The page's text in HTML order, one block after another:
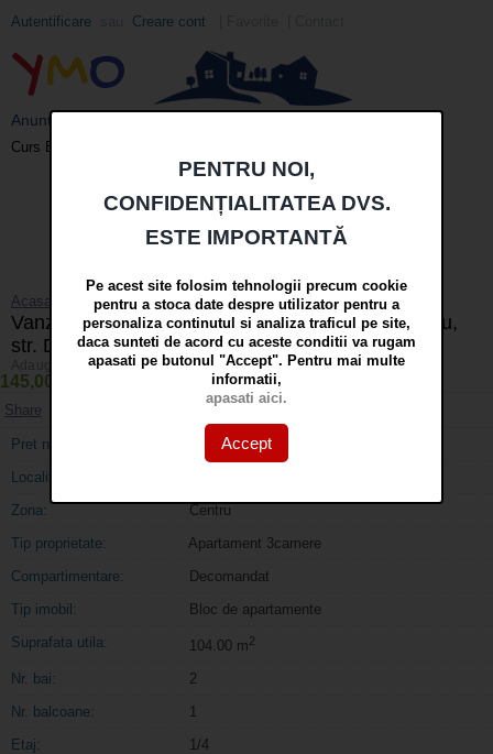
Autentificare Creare cont
YMO
Anunturi imobiliare din Galati si Braila - YMO
Curs BNR 06/08/2026:
Acasa
Apartamente 3 camere
Vanzare apartament cu 3 camere in Galati, Centru,
str. Domneasca, sup.104mp, etaj 1
Adaugat/actualizat pe 04 Aug 2026 | Accesari: 2162 | Nr. anunt: 3940
145,000 EURO
(761,091 lei curs BNR 06.08.2026)
Share
Printati
Pret negociabil:
Localitate:
Zona:
Centru
Tip proprietate:
Apartament 3camere
Compartimentare:
Decomandat
Tip imobil:
Bloc de apartamente
Suprafata utila:
104.00 m2
Nr. bai:
2
Nr. balcoane:
1
Etaj:
1/4
PENTRU NOI,
CONFIDENȚIALITATEA DVS.
ESTE IMPORTANTĂ
Pe acest site folosim tehnologii precum cookie
pentru a stoca date despre utilizator pentru a
personaliza continutul si analiza traficul pe site,
daca sunteti de acord cu aceste conditii va rugam
apasati pe butonul "Accept". Pentru mai multe
informatii,
apasati aici.
Accept